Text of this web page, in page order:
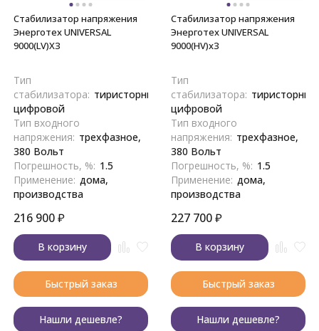
Стабилизатор напряжения
Энерготех UNIVERSAL
9000(LV)X3
Тип
стабилизатора: тиристорный,
цифровой
Тип входного
напряжения: трехфазное,
380 Вольт
Погрешность, %: 1.5
Применение: дома,
производства
216 900₽
В корзину
Быстрый заказ
Нашли дешевле?
Стабилизатор напряжения
Энерготех UNIVERSAL
9000(HV)х3
Тип
стабилизатора:
цифровой
Тип входного
напряжения: трехфазное,
380 Вольт
Погрешность, %: 1.5
Применение: дома,
производства
227 700₽
В корзину
Быстрый заказ
Нашли дешевле?